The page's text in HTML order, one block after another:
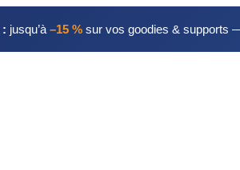
: jusqu’à –15 % sur vos goodies & supports